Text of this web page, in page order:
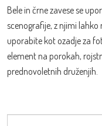
Bele in črne zavese se
scenografije, z njimi
uporabite kot ozadje za
element na porokah,
prednovoletnih druženjih.